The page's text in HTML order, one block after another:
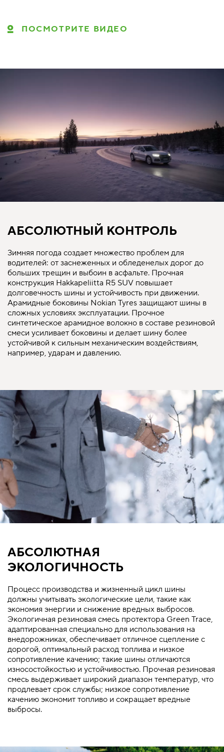
ПОСМОТРИТЕ ВИДЕО
АБСОЛЮТНЫЙ КОНТРОЛЬ
Зимняя погода создает множество проблем для
водителей: от заснеженных и обледенелых дорог до
больших трещин и выбоин в асфальте. Прочная
конструкция Hakkapeliitta R5 SUV повышает
долговечность шины и устойчивость при движении.
Арамидные боковины Nokian Tyres защищают шины в
сложных условиях эксплуатации. Прочное
синтетическое арамидное волокно в составе резиновой
смеси усиливает боковины и делает шину более
устойчивой к сильным механическим воздействиям,
например, ударам и давлению.
АБСОЛЮТНАЯ
ЭКОЛОГИЧНОСТЬ
Процесс производства и жизненный цикл шины
должны учитывать экологические цели, такие как
экономия энергии и снижение вредных выбросов.
Экологичная резиновая смесь протектора Green Trace,
адаптированная специально для использования на
внедорожниках, обеспечивает отличное сцепление с
дорогой, оптимальный расход топлива и низкое
сопротивление качению; такие шины отличаются
износостойкостью и устойчивостью. Прочная резиновая
смесь выдерживает широкий диапазон температур, что
продлевает срок службы; низкое сопротивление
качению экономит топливо и сокращает вредные
выбросы.